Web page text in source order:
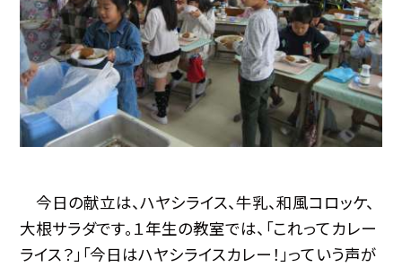
今日の献立は、ハヤシライス、牛乳、和風コロッケ、
大根サラダです。１年生の教室では、「これってカレー
ライス？」「今日はハヤシライスカレー！」っていう声が